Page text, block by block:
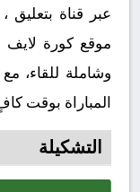
عبر قناة
موقع كورة لايف
وشاملة للقاء،
المباراة بوقت
التشكيلة